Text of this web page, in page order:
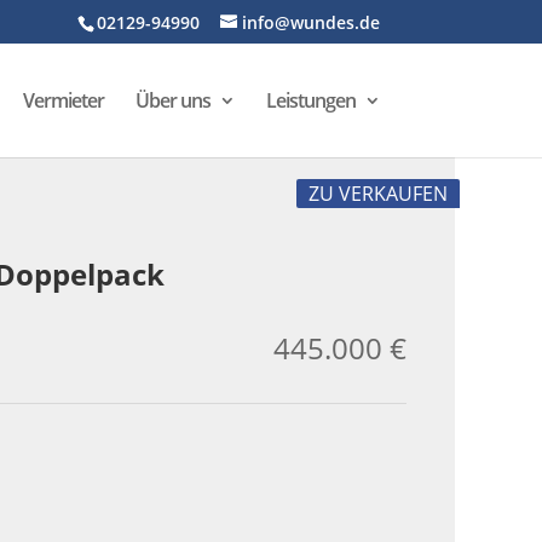
02129-94990 info@wundes.de
Vermieter Über uns Leistungen
ZU VERKAUFEN
445.000 €